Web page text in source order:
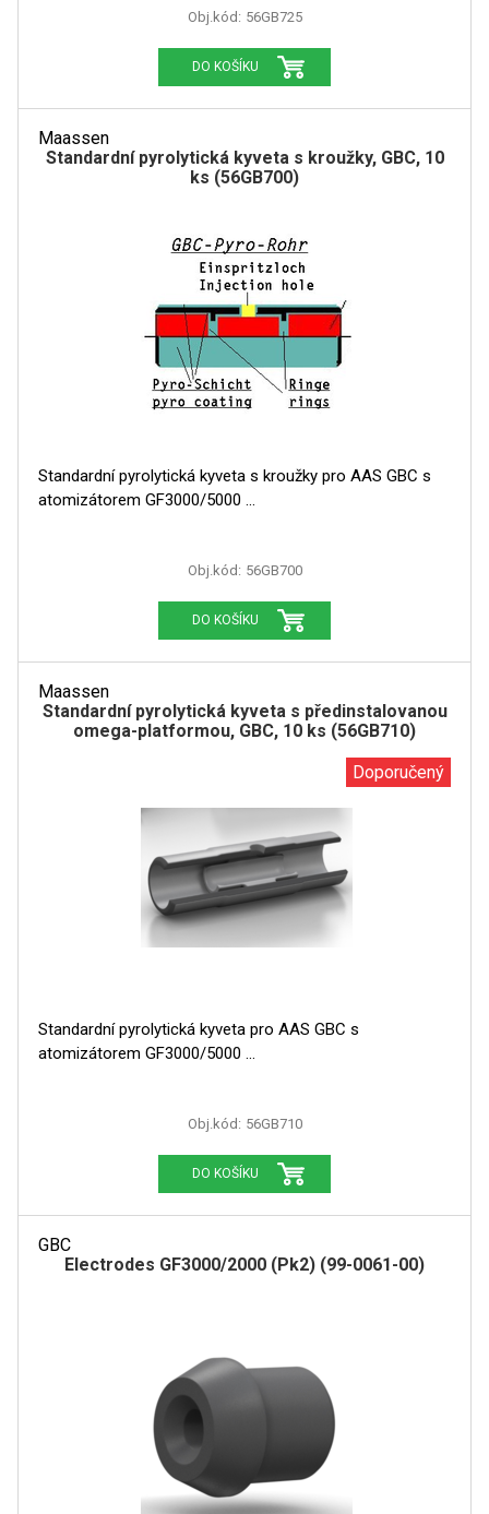
Obj.kód: 56GB725
DO KOŠÍKU
Maassen
Standardní pyrolytická kyveta s kroužky, GBC, 10
ks (56GB700)
Standardní pyrolytická kyveta s kroužky pro AAS GBC s
atomizátorem GF3000/5000
Obj.kód: 56GB700
DO KOŠÍKU
Maassen
Standardní pyrolytická kyveta s předinstalovanou
omega-platformou, GBC, 10 ks (56GB710)
Doporučený
Standardní pyrolytická kyveta pro AAS GBC s
atomizátorem GF3000/5000
Obj.kód: 56GB710
DO KOŠÍKU
GBC
Electrodes GF3000/2000 (Pk2) (99-0061-00)